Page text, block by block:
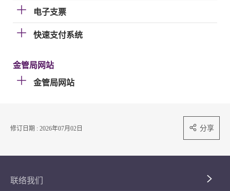
电子支票
快速支付系统
金管局网站
金管局网站
修订日期 : 2026年07月02日 分享
联络我们